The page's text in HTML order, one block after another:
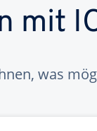
mit
was